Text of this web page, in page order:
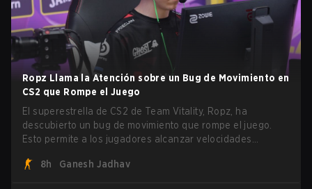
Ropz Llama la Atención sobre un Bug de Movimiento en
CS2 que Rompe el Juego
El superestrella de CS2 de Team Vitality, Ropz, ha
descubierto un bug de movimiento que rompe el juego.
Esto permite a los jugadores alcanzar velocidades
8h
Ganesh Jadhav